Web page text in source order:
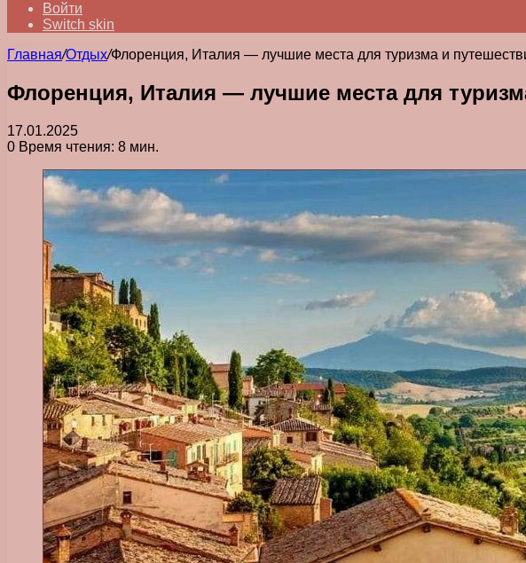
Войти
Switch skin
Главная/Отдых/Флоренция, Италия — лучшие места для туризма и
Флоренция, Италия — лучшие места для
17.01.2025
0 Время чтения: 8 мин.